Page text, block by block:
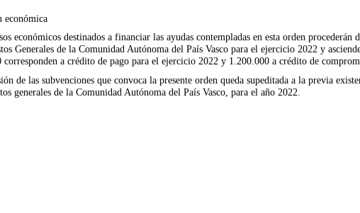
económica
económicos destinados a financiar las ayudas contempladas en esta orden procederán
Generales de la Comunidad Autónoma del País Vasco para el ejercicio 2022 y
corresponden a crédito de pago para el ejercicio 2022 y 1.200.000 a crédito de
de las subvenciones que convoca la presente orden queda supeditada a la previa
generales de la Comunidad Autónoma del País Vasco, para el año 2022.